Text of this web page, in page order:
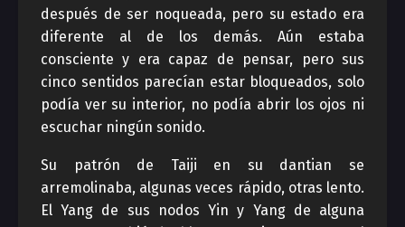
después de ser noqueada, pero su estado era
diferente al de los demás. Aún estaba
consciente y era capaz de pensar, pero sus
cinco sentidos parecían estar bloqueados, solo
podía ver su interior, no podía abrir los ojos ni
escuchar ningún sonido.
Su patrón de Taiji en su dantian se
arremolinaba, algunas veces rápido, otras lento.
El Yang de sus nodos Yin y Yang de alguna